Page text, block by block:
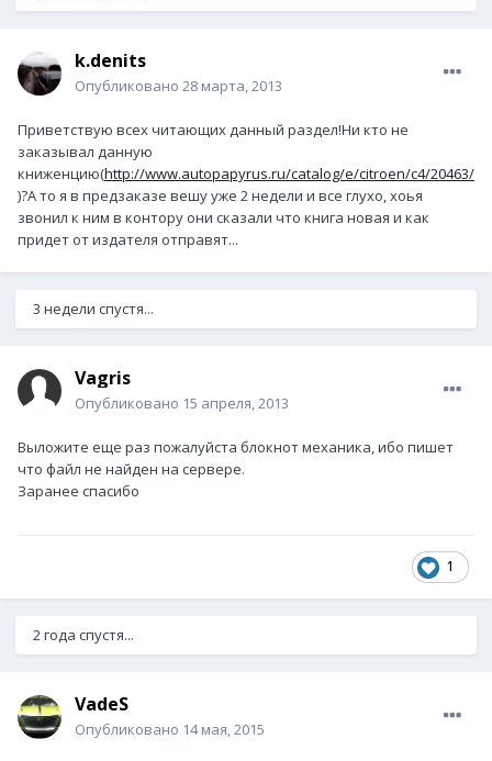
k.denits
Опубликовано 28 марта, 2013
Приветствую всех читающих данный раздел!Ни кто не
заказывал данную
книженцию(http://www.autopapyrus.ru/catalog/e/citroen/c4/20463/
)?А то я в предзаказе вешу уже 2 недели и все глухо, хоья
звонил к ним в контору они сказали что книга новая и как
придет от издателя отправят...
3 недели спустя...
Vagris
Опубликовано 15 апреля, 2013
Выложите еще раз пожалуйста блокнот механика, ибо пишет
что файл не найден на сервере.
Заранее спасибо
1
2 года спустя...
VadeS
Опубликовано 14 мая, 2015